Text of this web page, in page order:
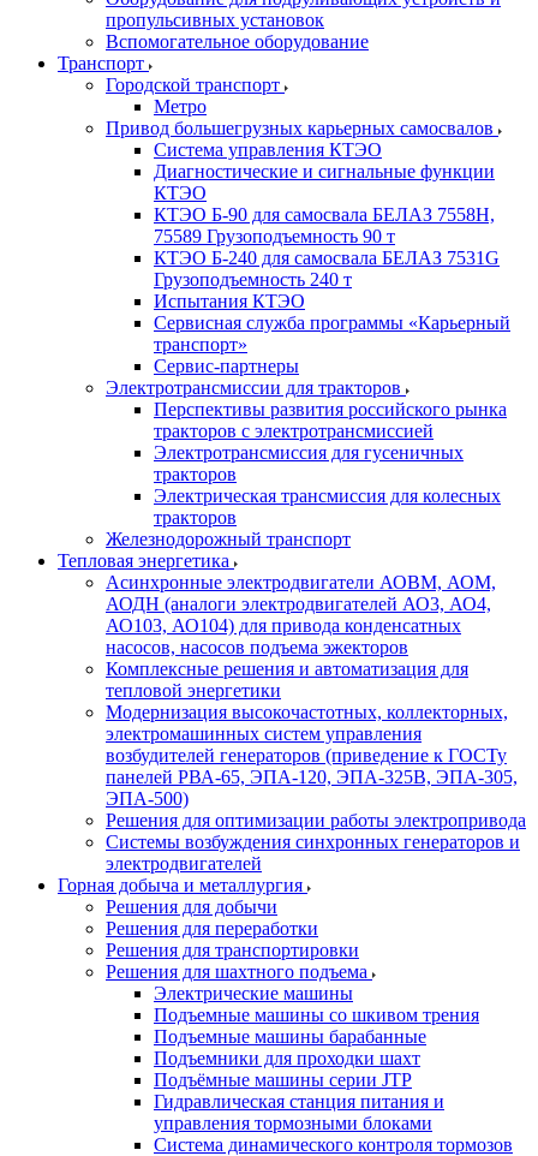
пропульсивных установок
Вспомогательное оборудование
Транспорт
Городской транспорт
Метро
Привод большегрузных карьерных самосвалов
Система управления КТЭО
Диагностические и сигнальные функции
КТЭО
КТЭО Б-90 для самосвала БЕЛАЗ 7558H,
75589 Грузоподъемность 90 т
КТЭО Б-240 для самосвала БЕЛАЗ 7531G
Грузоподъемность 240 т
Испытания КТЭО
Сервисная служба программы «Карьерный
транспорт»
Сервис-партнеры
Электротрансмиссии для тракторов
Перспективы развития российского рынка
тракторов с электротрансмиссией
Электротрансмиссия для гусеничных
тракторов
Электрическая трансмиссия для колесных
тракторов
Железнодорожный транспорт
Тепловая энергетика
Асинхронные электродвигатели АОВМ, АОМ,
АОДН (аналоги электродвигателей АО3, АО4,
АО103, АО104) для привода конденсатных
насосов, насосов подъема эжекторов
Комплексные решения и автоматизация для
тепловой энергетики
Модернизация высокочастотных, коллекторных,
электромашинных систем управления
возбудителей генераторов (приведение к ГОСТу
панелей РВА-65, ЭПА-120, ЭПА-325В, ЭПА-305,
ЭПА-500)
Решения для оптимизации работы электропривода
Системы возбуждения синхронных генераторов и
электродвигателей
Горная добыча и металлургия
Решения для добычи
Решения для переработки
Решения для транспортировки
Решения для шахтного подъема
Электрические машины
Подъемные машины со шкивом трения
Подъемные машины барабанные
Подъемники для проходки шахт
Подъёмные машины серии JTP
Гидравлическая станция питания и
управления тормозными блоками
Система динамического контроля тормозов